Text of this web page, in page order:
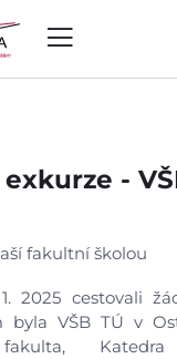
-
fakultní školou
2025 cestovali
byla VŠB TÚ v
Katedra